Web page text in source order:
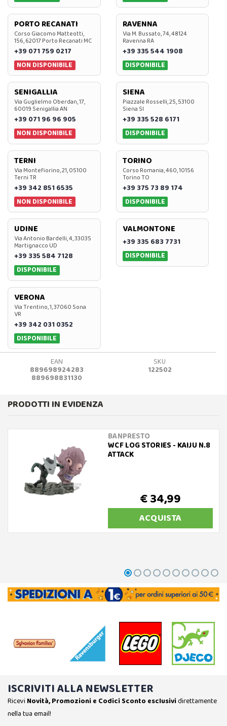
PORTO RECANATI
Corso Giacomo Matteotti,
156, 62017 Porto Recanati MC
+39 071 759 0217
NON DISPONIBILE
RAVENNA
Via M. Bussato, 74, 48124
Ravenna RA
+39 335 544 1908
DISPONIBILE
SENIGALLIA
Via Guglielmo Oberdan, 17,
60019 Senigallia AN
+39 071 96 96 905
NON DISPONIBILE
SIENA
Piazzale Rosselli, 25, 53100
Siena SI
+39 335 528 6171
DISPONIBILE
TERNI
Via Montefiorino, 21, 05100
Terni TR
+39 342 851 6535
NON DISPONIBILE
TORINO
Corso Romania, 460, 10156
Torino TO
+39 375 73 89 174
DISPONIBILE
UDINE
Via Antonio Bardelli, 4, 33035
Martignacco UD
+39 335 584 7128
DISPONIBILE
VALMONTONE
+39 335 683 7731
DISPONIBILE
VERONA
Via Trentino, 1, 37060 Sona
VR
+39 342 031 0352
DISPONIBILE
EAN
889698924283
889698831130
SKU
122502
PRODOTTI IN EVIDENZA
BANPRESTO
WCF LOG STORIES - KAIJU N.8
ATTACK
€ 34,99
ACQUISTA
ISCRIVITI ALLA NEWSLETTER
Ricevi Novità, Promozioni e Codici Sconto esclusividirettamente
nella tua email!